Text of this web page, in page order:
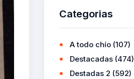
Categorias
A todo chío (107)
Destacadas (474)
Destadas 2 (592)